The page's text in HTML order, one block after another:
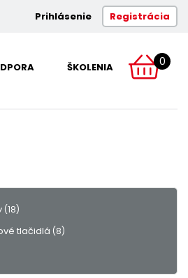
Prihlásenie Registrácia
ŠKOLENIA 0
(18)
tlačidlá (8)